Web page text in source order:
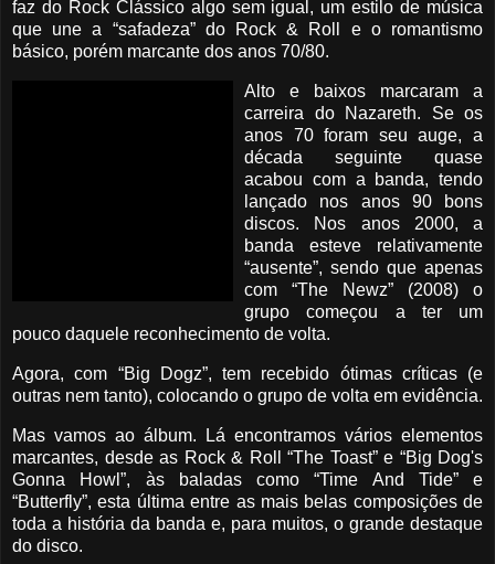
faz do Rock Clássico algo sem igual, um estilo de música
que une a “safadeza” do Rock & Roll e o romantismo
básico, porém marcante dos anos 70/80.
Alto e baixos marcaram a
carreira do Nazareth. Se os
anos 70 foram seu auge, a
década seguinte quase
acabou com a banda, tendo
lançado nos anos 90 bons
discos. Nos anos 2000, a
banda esteve relativamente
“ausente”, sendo que apenas
com “The Newz” (2008) o
grupo começou a ter um
pouco daquele reconhecimento de volta.
Agora, com “Big Dogz”, tem recebido ótimas críticas (e
outras nem tanto), colocando o grupo de volta em evidência.
Mas vamos ao álbum. Lá encontramos vários elementos
marcantes, desde as Rock & Roll “The Toast” e “Big Dog's
Gonna Howl”, às baladas como “Time And Tide” e
“Butterfly”, esta última entre as mais belas composições de
toda a história da banda e, para muitos, o grande destaque
do disco.